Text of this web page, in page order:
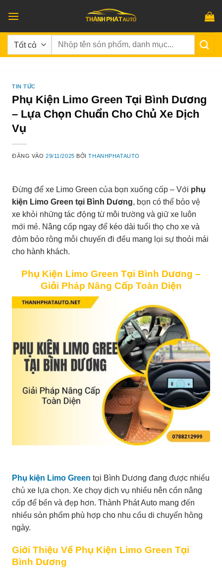
qua
nội
dung
Tìm
TIN TỨC
Phụ Kiện Limo Green Tại Bình Dương
– Lựa Chọn Chuẩn Cho Chủ Xe Dịch
Vụ
ĐĂNG VÀO29/11/2025 BỞITHANHPHATAUTO
Đừng để xe Limo Green của bạn xuống cấp – Với phụ
kiện Limo Green tại Bình Dương, bạn có thể bảo vệ
xe khỏi những tác động từ môi trường và giữ xe luôn
mới mẻ. Nâng cấp ngay để kéo dài tuổi thọ cho xe và
đảm bảo rằng mỗi chuyến đi đều mang lại sự thoải mái
cho hành khách.
Phụ Kiện Limo Green Tại Bình Dương –
Giải Pháp Nâng Cấp Toàn Diện
Phụ kiện Limo Green tại Bình Dương đang được nhiều
chủ xe lựa chọn. Xe chạy dịch vụ nhiều nên cần nâng
cấp để bền và đẹp hơn. Thành Phát Auto mang đến
nhiều sản phẩm phù hợp cho nhu cầu di chuyển hằng
ngày.
Giới Thiệu Về Phụ Kiện Limo Green Tại
Bình Dương